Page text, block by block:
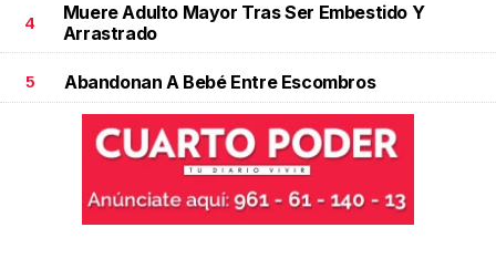
4
Muere Adulto Mayor Tras Ser Embestido Y
Arrastrado
5 Abandonan A Bebé Entre Escombros